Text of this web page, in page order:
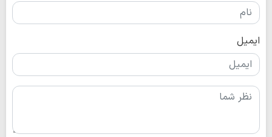
ایمیل